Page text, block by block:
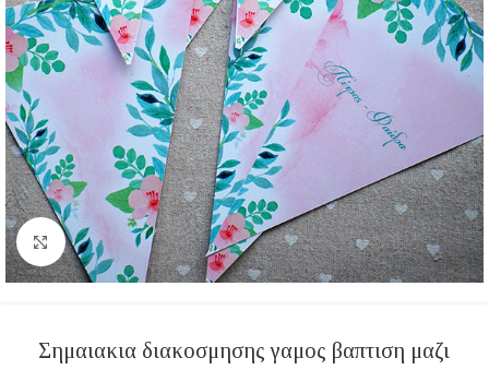
Click to enlarge
Σημαιακια διακοσμησης γαμος βαπτιση μαζι